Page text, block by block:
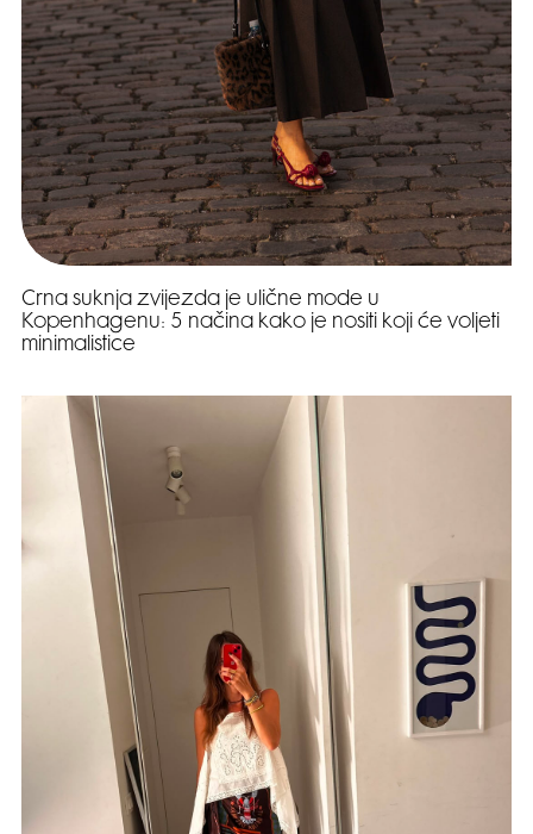
Crna suknja zvijezda je ulične mode u
Kopenhagenu: 5 načina kako je nositi koji će voljeti
minimalistice